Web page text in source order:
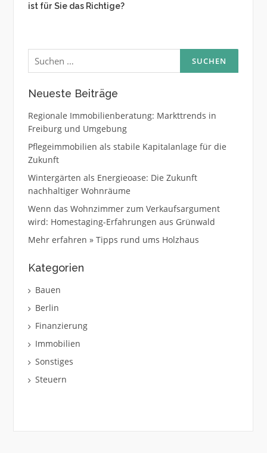
ist für Sie das Richtige?
Suchen
nach:
Neueste Beiträge
Regionale Immobilienberatung: Markttrends in
Freiburg und Umgebung
Pflegeimmobilien als stabile Kapitalanlage für die
Zukunft
Wintergärten als Energieoase: Die Zukunft
nachhaltiger Wohnräume
Wenn das Wohnzimmer zum Verkaufsargument
wird: Homestaging-Erfahrungen aus Grünwald
Mehr erfahren » Tipps rund ums Holzhaus
Kategorien
Bauen
Berlin
Finanzierung
Immobilien
Sonstiges
Steuern